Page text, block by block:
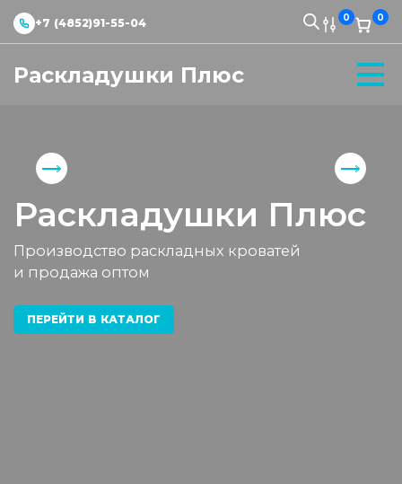
+7 (4852)91-55-04 0 0
Раскладушки Плюс
Раскладушки Плюс
Производство раскладных кроватей
и продажа оптом
ПЕРЕЙТИ В КАТАЛОГ